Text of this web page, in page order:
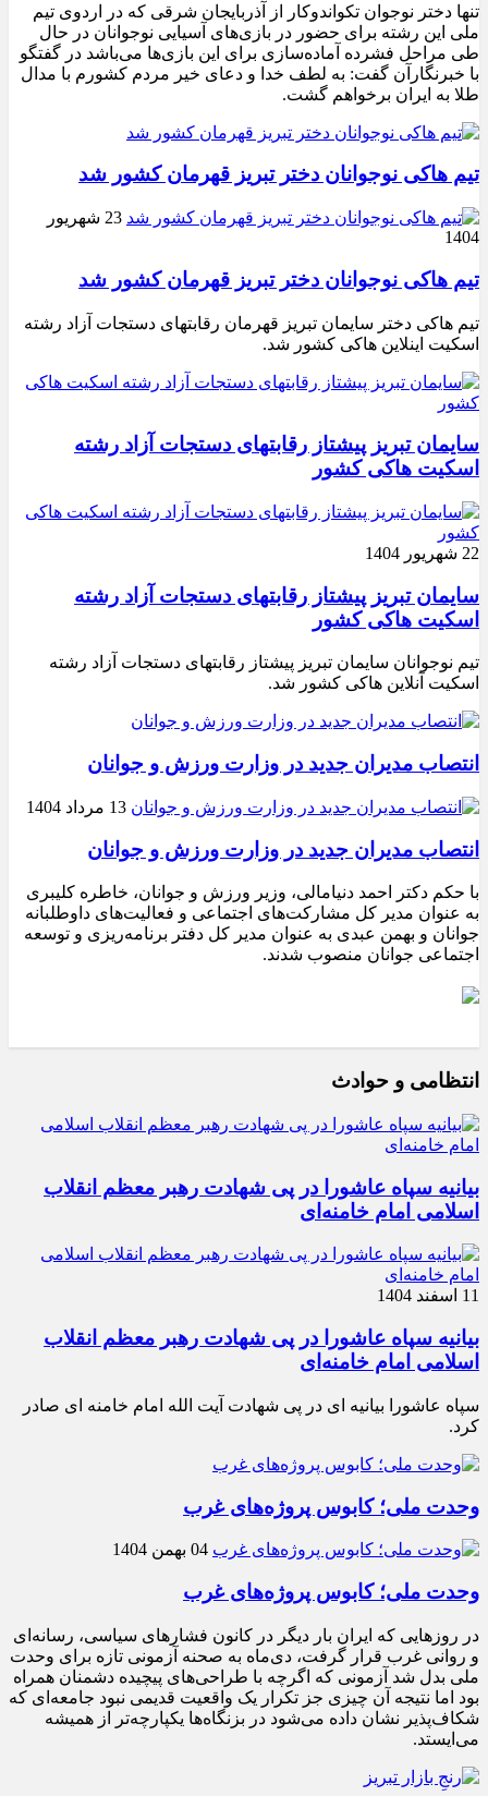
تنها دختر نوجوان تکواندوکار از آذربایجان شرقی که در اردوی تیم
ملی این رشته برای حضور در بازی‌های آسیایی نوجوانان در حال
طی مراحل فشرده آماده‌سازی برای این بازی‌ها می‌باشد در گفتگو
با خبرنگارآن گفت: به لطف خدا و دعای خیر مردم کشورم با مدال
طلا به ایران برخواهم گشت.
تیم هاکی نوجوانان دختر تبریز قهرمان کشور شد
23 شهریور
1404
تیم هاکی نوجوانان دختر تبریز قهرمان کشور شد
تیم هاکی دختر سایمان تبریز قهرمان رقابتهای دستجات آزاد رشته
اسکیت اینلاین هاکی کشور شد.
سایمان تبریز پیشتاز رقابتهای دستجات آزاد رشته
اسکیت هاکی کشور
22 شهریور 1404
سایمان تبریز پیشتاز رقابتهای دستجات آزاد رشته
اسکیت هاکی کشور
تیم نوجوانان سایمان تبریز پیشتاز رقابتهای دستجات آزاد رشته
اسکیت آنلاین هاکی کشور شد.
انتصاب مدیران جدید در وزارت ورزش و جوانان
13 مرداد 1404
انتصاب مدیران جدید در وزارت ورزش و جوانان
با حکم دکتر احمد دنیامالی، وزیر ورزش و جوانان، خاطره کلیبری
به عنوان مدیر کل مشارکت‌های اجتماعی و فعالیت‌های داوطلبانه
جوانان و بهمن عبدی به عنوان مدیر کل دفتر برنامه‌ریزی و توسعه
اجتماعی جوانان منصوب شدند.
انتظامی و حوادث
بیانیه سپاه عاشورا در پی شهادت رهبر معظم انقلاب
اسلامی امام خامنه‌ای
11 اسفند 1404
بیانیه سپاه عاشورا در پی شهادت رهبر معظم انقلاب
اسلامی امام خامنه‌ای
سپاه عاشورا بیانیه ای در پی شهادت آیت الله امام خامنه ای صادر
کرد.
وحدت ملی؛ کابوس پروژه‌های غرب
04 بهمن 1404
وحدت ملی؛ کابوس پروژه‌های غرب
در روزهایی که ایران بار دیگر در کانون فشارهای سیاسی، رسانه‌ای
و روانی غرب قرار گرفت، دی‌ماه به صحنه آزمونی تازه برای وحدت
ملی بدل شد آزمونی که اگرچه با طراحی‌های پیچیده دشمنان همراه
بود اما نتیجه آن چیزی جز تکرار یک واقعیت قدیمی نبود جامعه‌ای که
شکاف‌پذیر نشان داده می‌شود در بزنگاه‌ها یکپارچه‌تر از همیشه
می‌ایستد.